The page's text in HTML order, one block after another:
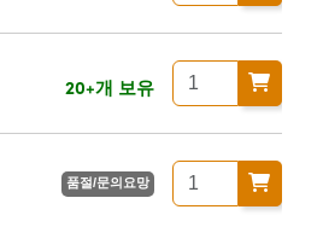
20+개 보유
품절/문의요망